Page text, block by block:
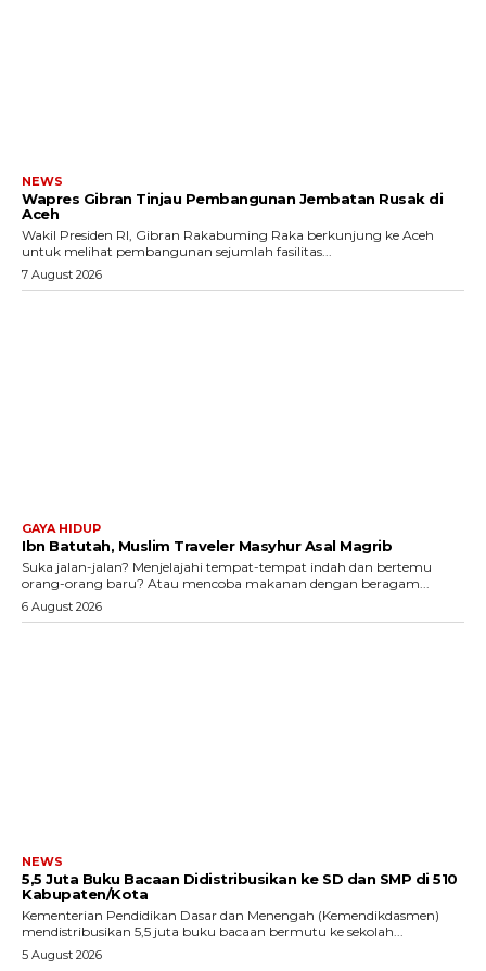
NEWS
Wapres Gibran Tinjau Pembangunan Jembatan Rusak di
Aceh
Wakil Presiden RI, Gibran Rakabuming Raka berkunjung ke Aceh
untuk melihat pembangunan sejumlah fasilitas...
7 August 2026
GAYA HIDUP
Ibn Batutah, Muslim Traveler Masyhur Asal Magrib
Suka jalan-jalan? Menjelajahi tempat-tempat indah dan bertemu
orang-orang baru? Atau mencoba makanan dengan beragam...
6 August 2026
NEWS
5,5 Juta Buku Bacaan Didistribusikan ke SD dan SMP di 510
Kabupaten/Kota
Kementerian Pendidikan Dasar dan Menengah (Kemendikdasmen)
mendistribusikan 5,5 juta buku bacaan bermutu ke sekolah...
5 August 2026